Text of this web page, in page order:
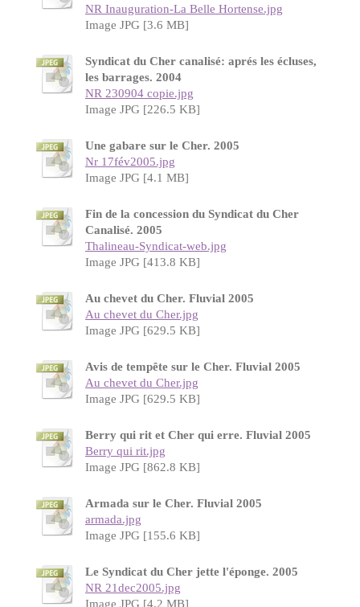
NR Inauguration-La Belle Hortense.jpg
Image JPG [3.6 MB]
Syndicat du Cher canalisé: aprés les écluses,
les barrages. 2004
NR 230904 copie.jpg
Image JPG [226.5 KB]
Une gabare sur le Cher. 2005
Nr 17fév2005.jpg
Image JPG [4.1 MB]
Fin de la concession du Syndicat du Cher
Canalisé. 2005
Thalineau-Syndicat-web.jpg
Image JPG [413.8 KB]
Au chevet du Cher. Fluvial 2005
Au chevet du Cher.jpg
Image JPG [629.5 KB]
Avis de tempête sur le Cher. Fluvial 2005
Au chevet du Cher.jpg
Image JPG [629.5 KB]
Berry qui rit et Cher qui erre. Fluvial 2005
Berry qui rit.jpg
Image JPG [862.8 KB]
Armada sur le Cher. Fluvial 2005
armada.jpg
Image JPG [155.6 KB]
Le Syndicat du Cher jette l'éponge. 2005
NR 21dec2005.jpg
Image JPG [4.2 MB]